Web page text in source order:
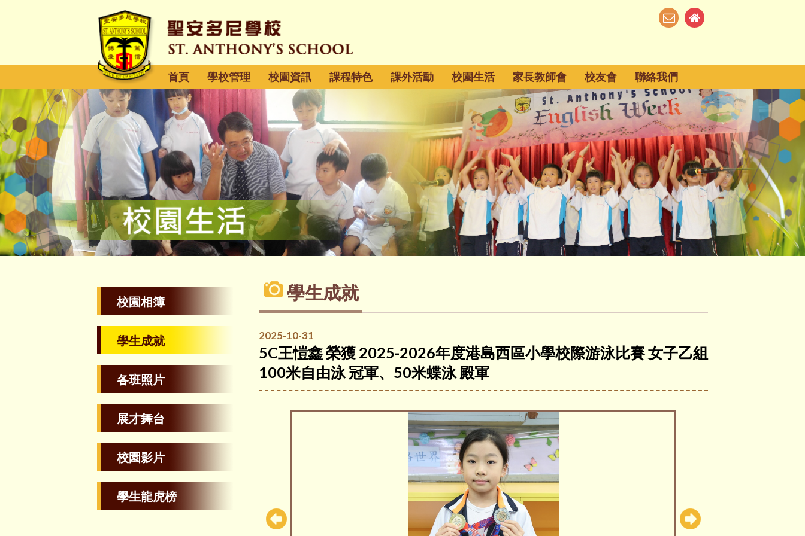
首頁 學校管理 校園資訊 課程特色 課外活動 校園生活 家長教師會 校友會 聯絡我們
校園相簿
學生成就
各班照片
展才舞台
校園影片
學生龍虎榜
學生成就
2025-10-31
5C王愷鑫 榮獲 2025-2026年度港島西區小學校際游泳比賽 女子乙組
100米自由泳 冠軍、50米蝶泳 殿軍